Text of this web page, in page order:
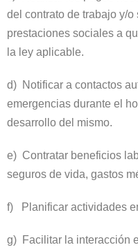
del contrato de trabajo y/
prestaciones sociales a
la ley aplicable.
d) Notificar a contactos
emergencias durante el
desarrollo del mismo.
e) Contratar beneficios
seguros de vida, gastos
f) Planificar actividades
g) Facilitar la interacción